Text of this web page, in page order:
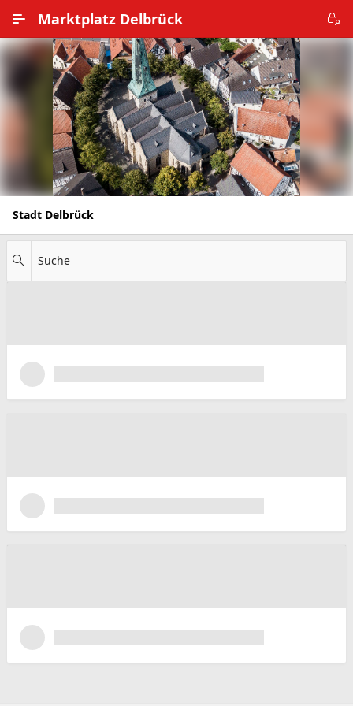
Marktplatz Delbrück
Alle Ortsteile
Impressum
Nutzungsbedingungen
Datenschutz
Stadt Delbrück
Suche